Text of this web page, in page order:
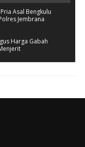
Asal Bengkulu
Jembrana
Harga Gabah
Pencurian